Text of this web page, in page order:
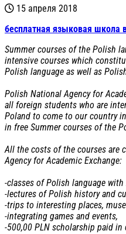
15 апреля 2018
бесплатная языковая школа
Summer courses of the Polish
intensive courses which
Polish language as well as
Polish National Agency for
all foreign students who are
Poland to come to our country
in free Summer courses of the
All the costs of the courses are
Agency for Academic Exchange:
-classes of Polish language
-lectures of Polish history and
-trips to interesting places,
-integrating games and events,
-500,00 PLN scholarship paid